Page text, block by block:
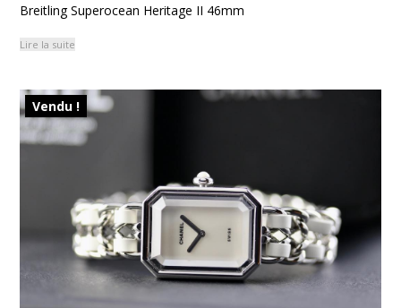
Breitling Superocean Heritage II 46mm
Lire la suite
Vendu !